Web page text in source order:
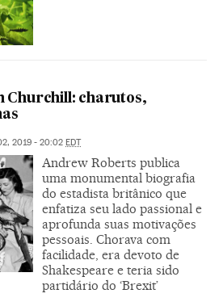
Churchill: charutos,
2019 - 20:02 EDT
Andrew Roberts publica
uma monumental biografia
do estadista britânico que
enfatiza seu lado passional e
aprofunda suas motivações
pessoais. Chorava com
facilidade, era devoto de
Shakespeare e teria sido
partidário do ‘Brexit’